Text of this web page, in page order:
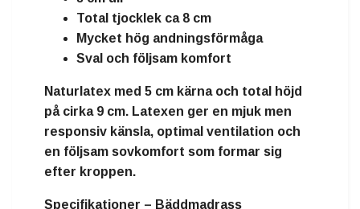
Total tjocklek ca 8 cm
Mycket hög andningsförmåga
Sval och följsam komfort
Naturlatex med 5 cm kärnaoch total höjd
på cirka 9 cm. Latexen ger en mjuk men
responsiv känsla, optimal ventilation och
en följsam sovkomfort som formar sig
efter kroppen.
Specifikationer – Bäddmadrass